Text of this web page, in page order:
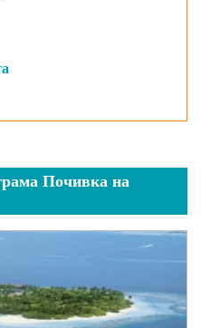
Почивка на